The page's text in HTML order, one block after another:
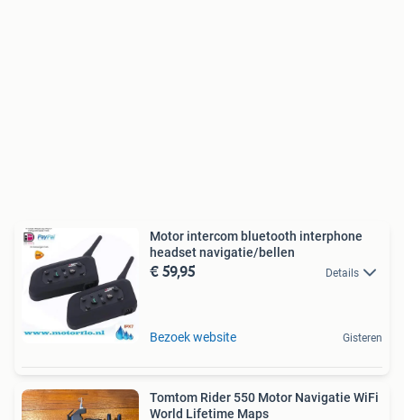
Motor intercom bluetooth interphone
headset navigatie/bellen
€ 59,95 Details
Bezoek website Gisteren
Tomtom Rider 550 Motor Navigatie WiFi
World Lifetime Maps